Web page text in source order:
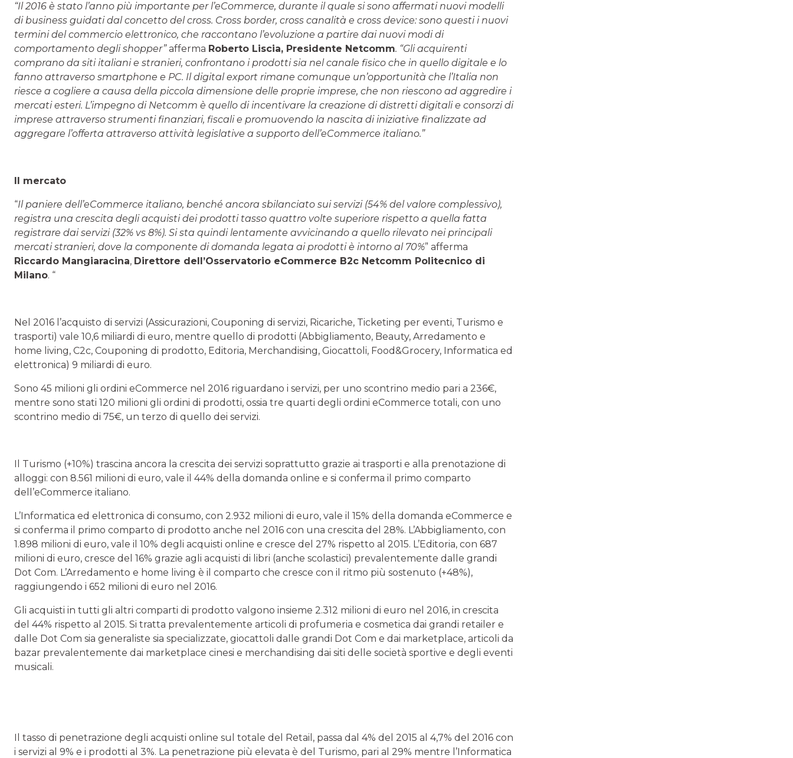
“Il 2016 è stato l’anno più importante per l’eCommerce, durante il quale si sono affermati nuovi modelli
di business guidati dal concetto del cross. Cross border, cross canalità e cross device: sono questi i nuovi
termini del commercio elettronico, che raccontano l’evoluzione a partire dai nuovi modi di
comportamento degli shopper”afferma Roberto Liscia, Presidente Netcomm. “Gli acquirenti
comprano da siti italiani e stranieri, confrontano i prodotti sia nel canale fisico che in quello digitale e lo
fanno attraverso smartphone e PC. Il digital export rimane comunque un’opportunità che l’Italia non
riesce a cogliere a causa della piccola dimensione delle proprie imprese, che non riescono ad aggredire i
mercati esteri. L’impegno di Netcomm è quello di incentivare la creazione di distretti digitali e consorzi di
imprese attraverso strumenti finanziari, fiscali e promuovendo la nascita di iniziative finalizzate ad
aggregare l’offerta attraverso attività legislative a supporto dell’eCommerce italiano.”
Il mercato
“Il paniere dell’eCommerce italiano, benché ancora sbilanciato sui servizi (54% del valore complessivo),
registra una crescita degli acquisti dei prodotti tasso quattro volte superiore rispetto a quella fatta
registrare dai servizi (32% vs 8%). Si sta quindi lentamente avvicinando a quello rilevato nei principali
mercati stranieri, dove la componente di domanda legata ai prodotti è intorno al 70%” afferma
Riccardo Mangiaracina, Direttore dell’Osservatorio eCommerce B2c Netcomm Politecnico di
Milano. “
Nel 2016 l’acquisto di servizi (Assicurazioni, Couponing di servizi, Ricariche, Ticketing per eventi, Turismo e
trasporti) vale 10,6 miliardi di euro, mentre quello di prodotti (Abbigliamento, Beauty, Arredamento e
home living, C2c, Couponing di prodotto, Editoria, Merchandising, Giocattoli, Food&Grocery, Informatica ed
elettronica) 9 miliardi di euro.
Sono 45 milioni gli ordini eCommerce nel 2016 riguardano i servizi, per uno scontrino medio pari a 236€,
mentre sono stati 120 milioni gli ordini di prodotti, ossia tre quarti degli ordini eCommerce totali, con uno
scontrino medio di 75€, un terzo di quello dei servizi.
Il Turismo (+10%) trascina ancora la crescita dei servizi soprattutto grazie ai trasporti e alla prenotazione di
alloggi: con 8.561 milioni di euro, vale il 44% della domanda online e si conferma il primo comparto
dell’eCommerce italiano.
L’Informatica ed elettronica di consumo, con 2.932 milioni di euro, vale il 15% della domanda eCommerce e
si conferma il primo comparto di prodotto anche nel 2016 con una crescita del 28%. L’Abbigliamento, con
1.898 milioni di euro, vale il 10% degli acquisti online e cresce del 27% rispetto al 2015. L’Editoria, con 687
milioni di euro, cresce del 16% grazie agli acquisti di libri (anche scolastici) prevalentemente dalle grandi
Dot Com. L’Arredamento e home living è il comparto che cresce con il ritmo più sostenuto (+48%),
raggiungendo i 652 milioni di euro nel 2016.
Gli acquisti in tutti gli altri comparti di prodotto valgono insieme 2.312 milioni di euro nel 2016, in crescita
del 44% rispetto al 2015. Si tratta prevalentemente articoli di profumeria e cosmetica dai grandi retailer e
dalle Dot Com sia generaliste sia specializzate, giocattoli dalle grandi Dot Com e dai marketplace, articoli da
bazar prevalentemente dai marketplace cinesi e merchandising dai siti delle società sportive e degli eventi
musicali.
Il tasso di penetrazione degli acquisti online sul totale del Retail, passa dal 4% del 2015 al 4,7% del 2016 con
i servizi al 9% e i prodotti al 3%. La penetrazione più elevata è del Turismo, pari al 29% mentre l’Informatica